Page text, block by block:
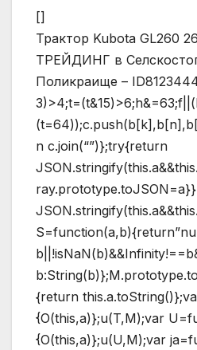
[]
Трактор Kubota GL260
ТРЕЙДИНГ в
Поликраище –
n c.join(“”)};try{return
{return
{O(this,a)};u(T,M);var
{O(this,a)};u(U,M);var